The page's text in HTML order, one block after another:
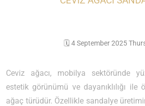
🗓️ 4 September 2025
Ceviz ağacı, mobilya sektöründe
estetik görünümü ve dayanıklılığı ile
ağaç türüdür. Özellikle sandalye